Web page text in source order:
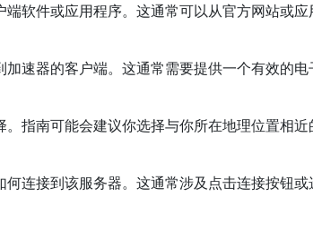
软件或应用程序。这通常可以从官方网站或应
速器的客户端。这通常需要提供一个有效的电
指南可能会建议你选择与你所在地理位置相近
连接到该服务器。这通常涉及点击连接按钮或